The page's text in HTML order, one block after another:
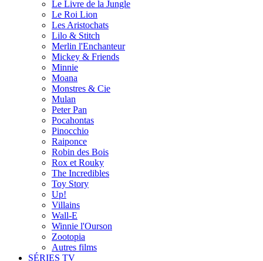
Le Livre de la Jungle
Le Roi Lion
Les Aristochats
Lilo & Stitch
Merlin l'Enchanteur
Mickey & Friends
Minnie
Moana
Monstres & Cie
Mulan
Peter Pan
Pocahontas
Pinocchio
Raiponce
Robin des Bois
Rox et Rouky
The Incredibles
Toy Story
Up!
Villains
Wall-E
Winnie l'Ourson
Zootopia
Autres films
SÉRIES TV